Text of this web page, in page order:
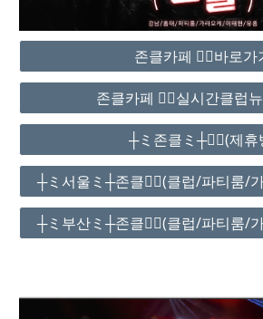
존클카페 ❤️‍🔥바로가
존클카페 ❤️‍🔥실시간클럽
┼ミ존클ミ┼❤️‍🔥(제휴
┼ミ서울ミ┼존클❤️‍🔥(클럽/파티룸/
┼ミ부산ミ┼존클❤️‍🔥(클럽/파티룸/